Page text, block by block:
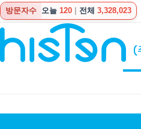
방문자수 오늘 120 전체 3,328,023